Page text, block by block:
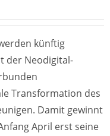
künftig
der Neodigital-
Transformation des
Damit gewinnt
April erst seine